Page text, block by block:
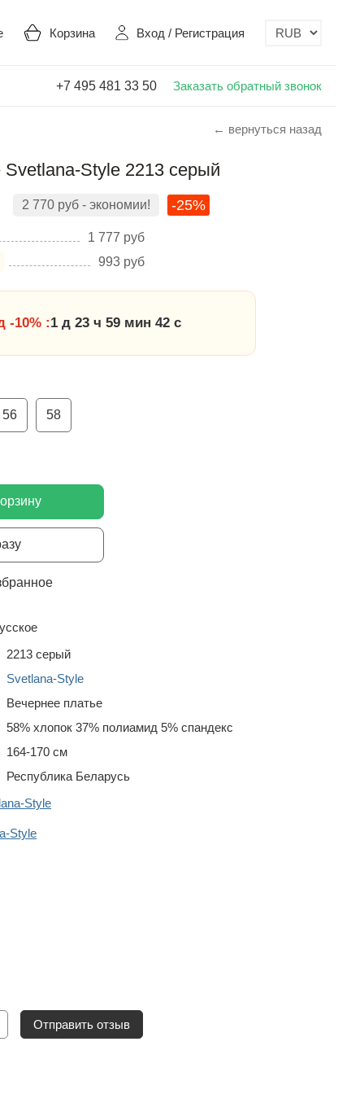
Корзина Вход / Регистрация
+7 495 481 33 50 Заказать обратный звонок
← вернуться назад
Svetlana-Style 2213 серый
2 770 руб - экономии! -25%
1 777 руб
993 руб
-10% :1 д 23 ч 59 мин 41 с
56 58
2213 серый
Svetlana-Style
Вечернее платье
58% хлопок 37% полиамид 5% спандекс
164-170 см
Республика Беларусь
Style
Style
Отправить отзыв